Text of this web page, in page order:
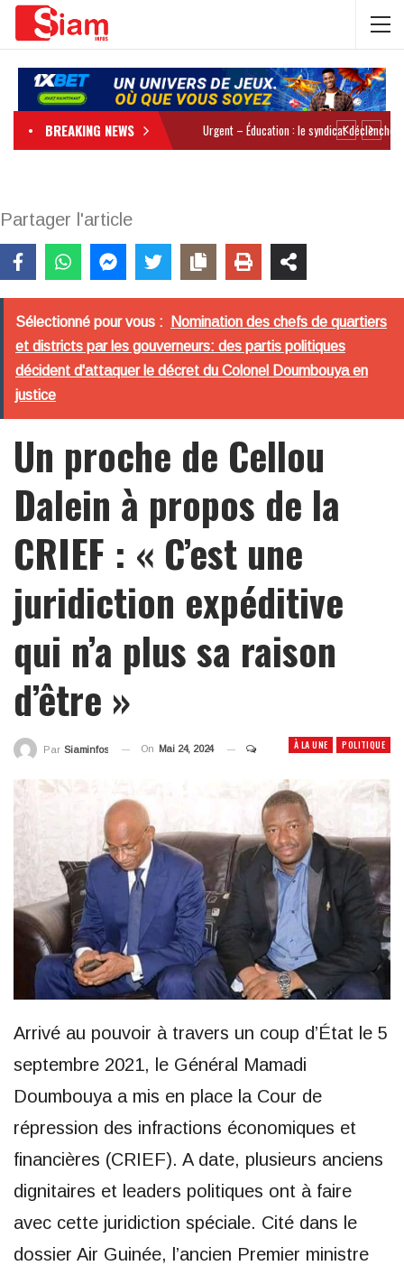
BREAKING NEWS
Partager l'article
Sélectionné pour vous :
Nomination des chefs de quartiers
et districts par les gouverneurs: des partis politiques
décident d'attaquer le décret du Colonel Doumbouya en
justice
Un proche de Cellou
Dalein à propos de la
CRIEF : « C’est une
juridiction expéditive
qui n’a plus sa raison
d’être »
À LA UNE POLITIQUE
Par Siaminfos On Mai 24, 2024
Arrivé au pouvoir à travers un coup d’État le 5
septembre 2021, le Général Mamadi
Doumbouya a mis en place la Cour de
répression des infractions économiques et
financières (CRIEF). A date, plusieurs anciens
dignitaires et leaders politiques ont à faire
avec cette juridiction spéciale. Cité dans le
dossier Air Guinée, l’ancien Premier ministre